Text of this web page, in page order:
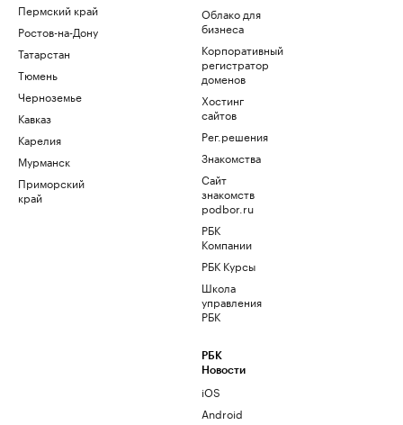
Пермский край
Ростов-на-Дону
Татарстан
Тюмень
Черноземье
Кавказ
Карелия
Мурманск
Приморский
край
Облако для
бизнеса
Корпоративный
регистратор
доменов
Хостинг
сайтов
Рег.решения
Знакомства
Сайт
знакомств
podbor.ru
РБК
Компании
РБК Курсы
Школа
управления
РБК
РБК
Новости
iOS
Android